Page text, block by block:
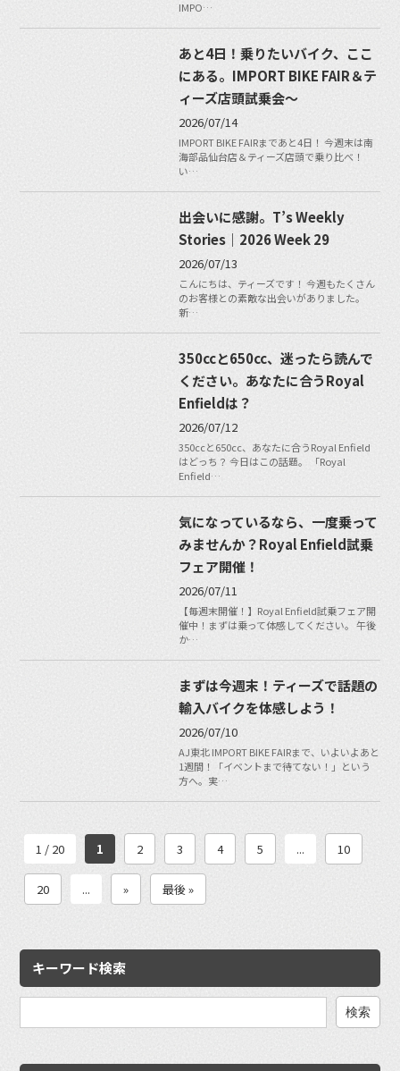
IMPO…
あと4日！乗りたいバイク、ここ
にある。IMPORT BIKE FAIR＆テ
ィーズ店頭試乗会～
2026/07/14
IMPORT BIKE FAIRまであと4日！ 今週末は南
海部品仙台店＆ティーズ店頭で乗り比べ！
い…
出会いに感謝。T’s Weekly
Stories｜2026 Week 29
2026/07/13
こんにちは、ティーズです！ 今週もたくさん
のお客様との素敵な出会いがありました。
新…
350ccと650cc、迷ったら読んで
ください。あなたに合うRoyal
Enfieldは？
2026/07/12
350ccと650cc、あなたに合うRoyal Enfield
はどっち？ 今日はこの話題。 「Royal
Enfield…
気になっているなら、一度乗って
みませんか？Royal Enfield試乗
フェア開催！
2026/07/11
【毎週末開催！】Royal Enfield試乗フェア開
催中！まずは乗って体感してください。 午後
か…
まずは今週末！ティーズで話題の
輸入バイクを体感しよう！
2026/07/10
AJ東北 IMPORT BIKE FAIRまで、いよいよあと
1週間！「イベントまで待てない！」という
方へ。実…
1 / 20 1 2 3 4 5 ... 10
20 ... » 最後 »
キーワード検索